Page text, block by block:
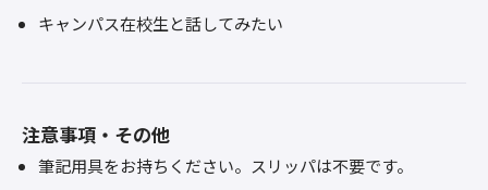
キャンパス在校生と話してみたい
注意事項・その他
筆記用具をお持ちください。スリッパは不要です。